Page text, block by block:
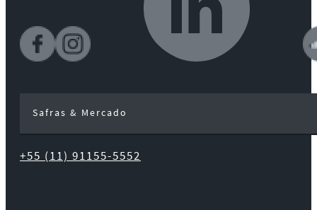
Safras & Mercado
+55 (11) 91155-5552